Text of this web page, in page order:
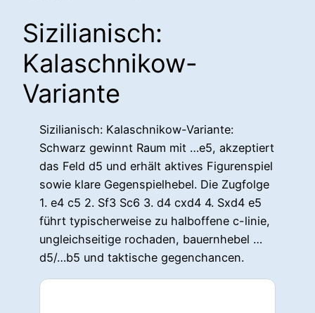
Sizilianisch:
Kalaschnikow-
Variante
Sizilianisch: Kalaschnikow-Variante:
Schwarz gewinnt Raum mit …e5, akzeptiert
das Feld d5 und erhält aktives Figurenspiel
sowie klare Gegenspielhebel. Die Zugfolge
1. e4 c5 2. Sf3 Sc6 3. d4 cxd4 4. Sxd4 e5
führt typischerweise zu halboffene c-linie,
ungleichseitige rochaden, bauernhebel …
d5/…b5 und taktische gegenchancen.